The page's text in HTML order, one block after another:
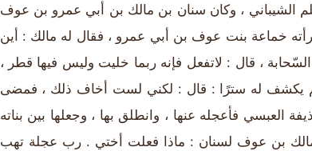
، وكان سنان بن مالك بن أبي عمرو بن عوف
خماعة بنت عوف بن أبي عمرو ، فقال له مالك : أين
، قال : لاتفعل فإنه ربما خليت وليس فيها قطر ،
يكشف له سترًا : قال : لكني لست أخاف ذلك ، فمضى
العبسي فأعجله عنها ، وانطلق بها ، وجعلها بين بناته
مالك بن عوف لسنان : ماذا فعلت أختي . رب عجلة تهب